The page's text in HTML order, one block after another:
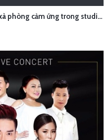
Chụp ảnh sản phẩm bình đựng xà phòng cảm ứng trong studio Hà Nội